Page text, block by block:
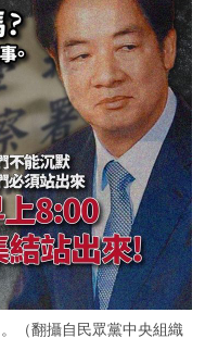
（翻攝自民眾黨中央組織